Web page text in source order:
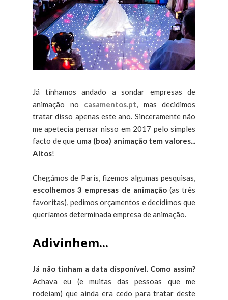
Já tínhamos andado a sondar empresas de
animação no casamentos.pt, mas decidimos
tratar disso apenas este ano. Sinceramente não
me apetecia pensar nisso em 2017 pelo simples
facto de que uma (boa) animação tem valores...
Altos!
Chegámos de Paris, fizemos algumas pesquisas,
escolhemos 3 empresas de animação (as três
favoritas), pedimos orçamentos e decidimos que
queríamos determinada empresa de animação.
Adivinhem...
Já não tinham a data disponível. Como assim?
Achava eu (e muitas das pessoas que me
rodeiam) que ainda era cedo para tratar deste